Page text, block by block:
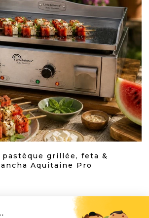
grillée, feta &
Aquitaine Pro